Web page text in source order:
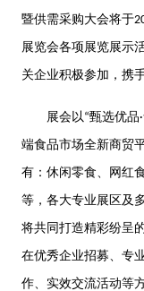
暨供需采购大会将于
展览会各项展览展示
关企业积极参加，携
展会以“甄选优品·
端食品市场全新商贸
有：休闲零食、网红
等，各大专业展区及
将共同打造精彩纷呈
在优秀企业招募、专
作、实效交流活动等